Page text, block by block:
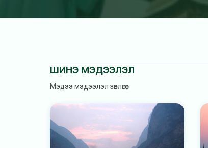
ШИНЭ МЭДЭЭЛЭЛ
Мэдээ мэдээлэл зөвлөгөө